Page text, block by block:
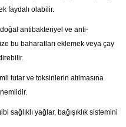
faydalı olabilir.
antibakteriyel ve anti-
bu baharatları eklemek veya çay
tutar ve toksinlerin atılmasına
sağlıklı yağlar, bağışıklık sistemini